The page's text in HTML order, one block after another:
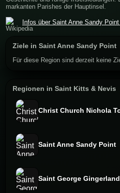
markanten Parishes der Hauptinsel.
Infos über Saint Anne Sandy
Ziele in Saint Anne Sandy Point
Für diese Region sind derzeit keine
Regionen in Saint Kitts & Nevis
Christ Church Nichola
Saint Anne Sandy Point
Saint George Gingerland